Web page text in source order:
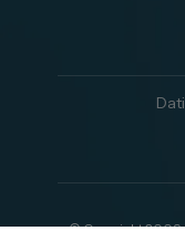
© Copyright 2009-